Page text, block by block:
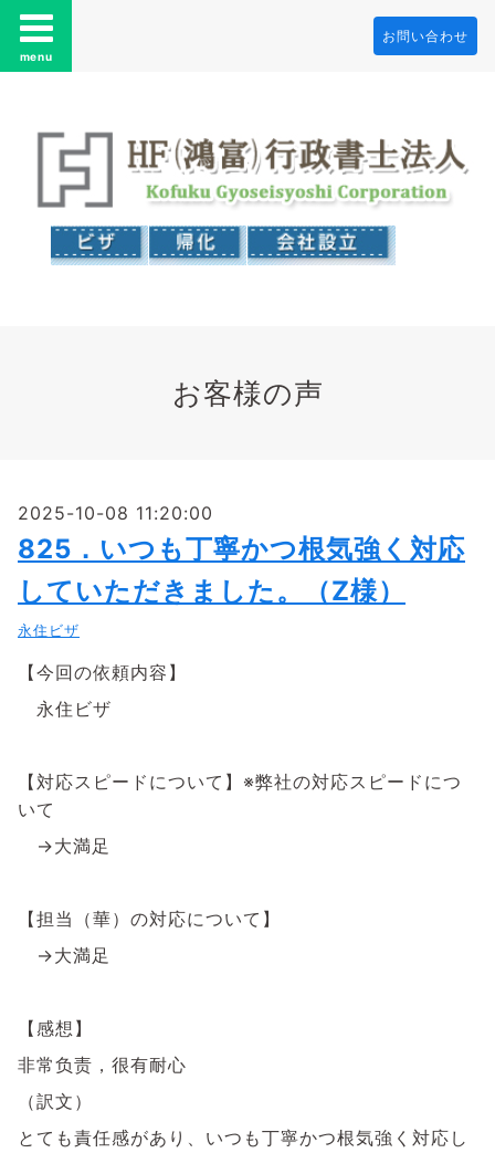
menu
お問い合わせ
お客様の声
2025-10-08 11:20:00
825．いつも丁寧かつ根気強く対応
していただきました。（Z様）
永住ビザ
【今回の依頼内容】
永住ビザ
【対応スピードについて】※弊社の対応スピードにつ
いて
→大満足
【担当（華）の対応について】
→大満足
【感想】
非常负责，很有耐心
（訳文）
とても責任感があり、いつも丁寧かつ根気強く対応し